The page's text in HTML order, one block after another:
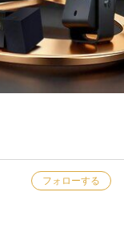
フォローする